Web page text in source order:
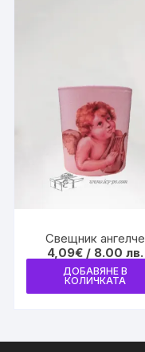
Свещник ангелче
4,09€ / 8.00 лв.
ДОБАВЯНЕ В
КОЛИЧКАТА